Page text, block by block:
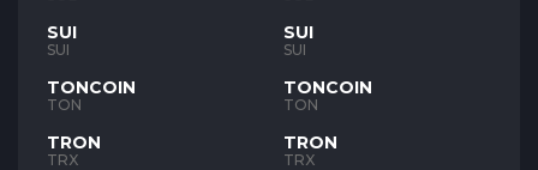
SUI
SUI
TONCOIN
TON
TRON
TRX
SUI
SUI
TONCOIN
TON
TRON
TRX